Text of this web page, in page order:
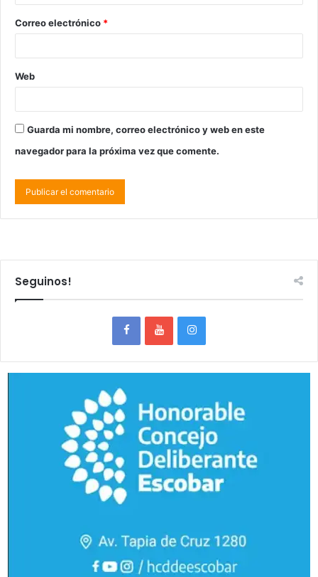
Correo electrónico *
Web
Guarda mi nombre, correo electrónico y web en este
navegador para la próxima vez que comente.
Seguinos!